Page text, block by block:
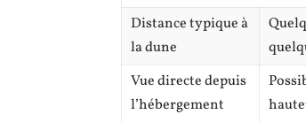
Distance typique à
la dune
Vue directe depuis
l’hébergement